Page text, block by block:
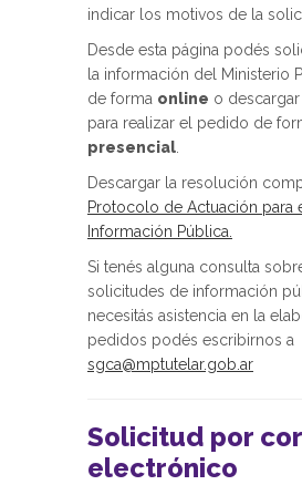
indicar los motivos de la
Desde esta página podés
la información del Ministerio
de forma online o
para realizar el pedido de
presencial
Descargar la resolución
Protocolo de Actuación para
Información Pública.
Si tenés alguna consulta
solicitudes de información
necesitás asistencia en la
pedidos podés escribirnos a
sgca@mptutelar.gob.ar
Solicitud por
electrónico